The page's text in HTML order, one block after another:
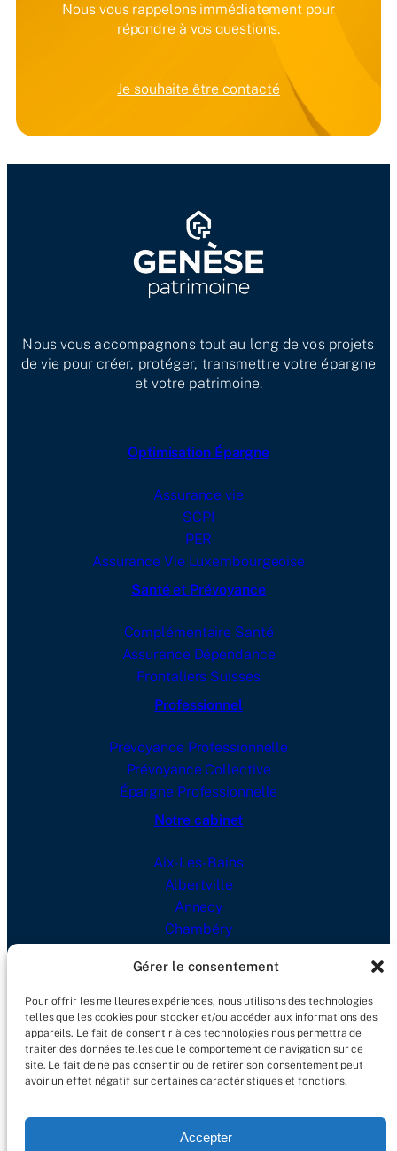
Gérer le consentement
Pour offrir les meilleures expériences, nous utilisons des technologies
telles que les cookies pour stocker et/ou accéder aux informations des
appareils. Le fait de consentir à ces technologies nous permettra de
traiter des données telles que le comportement de navigation sur ce
site. Le fait de ne pas consentir ou de retirer son consentement peut
avoir un effet négatif sur certaines caractéristiques et fonctions.
Accepter
Nous vous rappelons immédiatement pour
répondre à vos questions.
Je souhaite être contacté
Nous vous accompagnons tout au long de vos projets
de vie pour créer, protéger, transmettre votre épargne
et votre patrimoine.
Optimisation Épargne
Assurance vie
SCPI
PER
Assurance Vie Luxembourgeoise
Santé et Prévoyance
Complémentaire Santé
Assurance Dépendance
Frontaliers Suisses
Professionnel
Prévoyance Professionnelle
Prévoyance Collective
Épargne Professionnelle
Notre cabinet
Aix-Les-Bains
Albertville
Annecy
Chambéry
Actualités